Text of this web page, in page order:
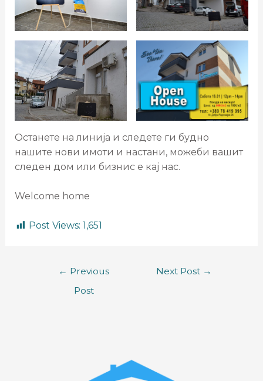
Останете на линија и следете ги будно
нашите нови имоти и настани, можеби вашит
следен дом или бизнис е кај нас.
Welcome home
Post Views: 1,651
← Previous
Post
Next Post →